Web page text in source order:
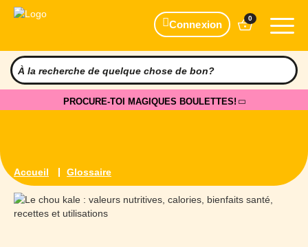
Connexion
0
PROCURE-TOI MAGIQUES BOULETTES!
Accueil Glossaire